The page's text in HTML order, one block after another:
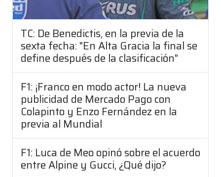
TC: De Benedictis, en la previa de la
sexta fecha: "En Alta Gracia la final se
define después de la clasificación"
F1: ¡Franco en modo actor! La nueva
publicidad de Mercado Pago con
Colapinto y Enzo Fernández en la
previa al Mundial
F1: Luca de Meo opinó sobre el acuerdo
entre Alpine y Gucci, ¿Qué dijo?